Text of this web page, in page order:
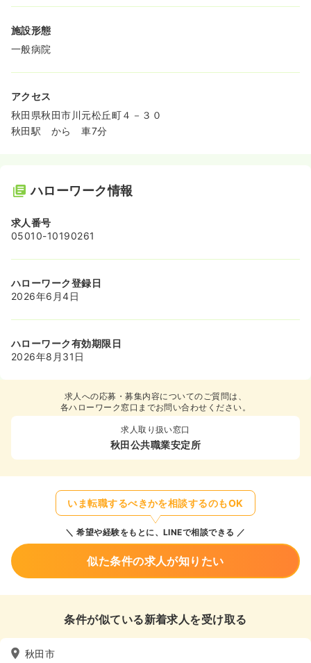
施設形態
一般病院
アクセス
秋田県秋田市川元松丘町４－３０
秋田駅 から 車7分
ハローワーク情報
求人番号
05010-10190261
ハローワーク登録日
2026年6月4日
ハローワーク有効期限日
2026年8月31日
求人への応募・募集内容についてのご質問は、
各ハローワーク窓口までお問い合わせください。
求人取り扱い窓口
秋田公共職業安定所
いま転職するべきかを相談するのもOK
希望や経験をもとに、LINEで相談できる
似た条件の求人が知りたい
条件が似ている新着求人を受け取る
秋田市